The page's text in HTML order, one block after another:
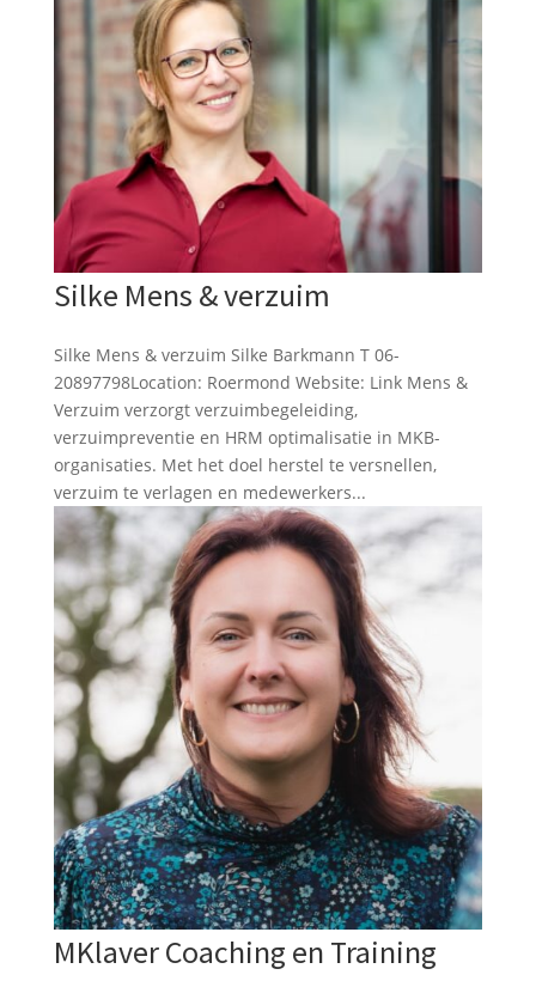
Silke Mens & verzuim
Silke Mens & verzuim Silke Barkmann T 06-
20897798Location: Roermond Website: Link Mens &
Verzuim verzorgt verzuimbegeleiding,
verzuimpreventie en HRM optimalisatie in MKB-
organisaties. Met het doel herstel te versnellen,
verzuim te verlagen en medewerkers...
MKlaver Coaching en Training